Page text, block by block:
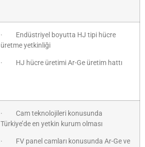
· Endüstriyel boyutta HJ tipi hücre
üretme yetkinliği
· HJ hücre üretimi Ar-Ge üretim hattı
· Cam teknolojileri konusunda
Türkiye’de en yetkin kurum olması
· FV panel camları konusunda Ar-Ge ve